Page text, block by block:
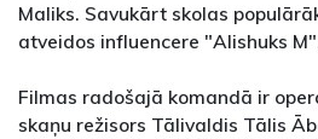
Maliks. Savukārt skolas
atveidos influencere "Alishuks
Filmas radošajā komandā ir
skaņu režisors Tālivaldis Tālis